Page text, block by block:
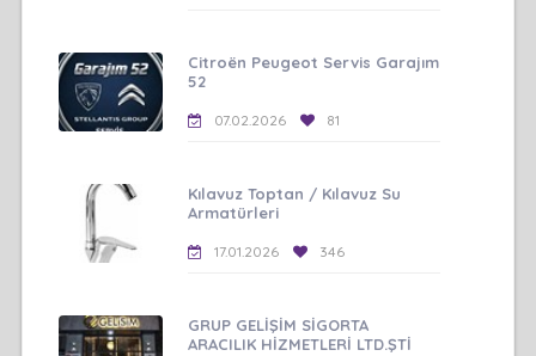
Citroën Peugeot Servis Garajım
52
07.02.2026 81
Kılavuz Toptan / Kılavuz Su
Armatürleri
17.01.2026 346
GRUP GELİŞİM SİGORTA
ARACILIK HİZMETLERİ LTD.ŞTİ